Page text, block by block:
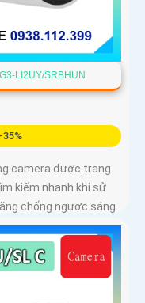
LI2UY/SRBHUN
35%
camera được trang
kiếm nhanh khi sử
chống ngược sáng
hỗ trợ đàm thoại 2